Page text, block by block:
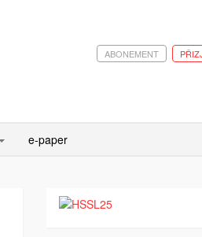
ABONEMENT
e-paper